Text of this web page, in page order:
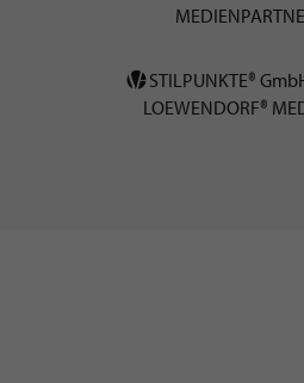
STILPUNKTE®
LOEWENDORF®